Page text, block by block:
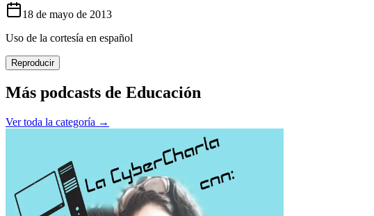
18 de mayo de 2013
Uso de la cortesía en español
Reproducir
Más podcasts de Educación
Ver toda la categoría →